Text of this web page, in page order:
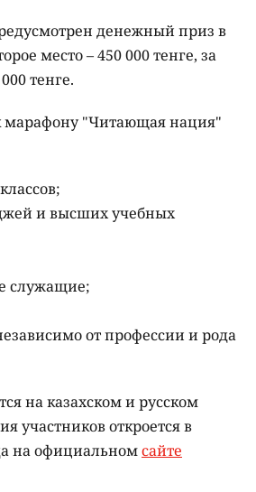
денежный приз в
место – 450 000 тенге, за
тенге.
марафону "Читающая нация"
и высших учебных
служащие;
от профессии и рода
на казахском и русском
участников откроется в
на официальномсайте